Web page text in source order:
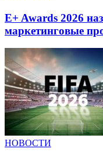
E+ Awards 2026
маркетинговые
НОВОСТИ